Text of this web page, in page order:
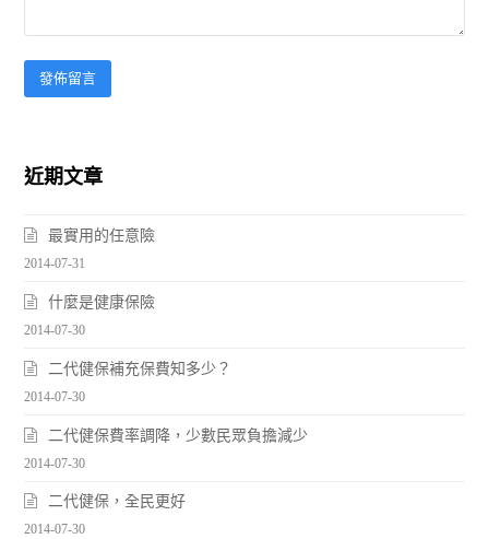
近期文章
最實用的任意險
2014-07-31
什麼是健康保險
2014-07-30
二代健保補充保費知多少？
2014-07-30
二代健保費率調降，少數民眾負擔減少
2014-07-30
二代健保，全民更好
2014-07-30